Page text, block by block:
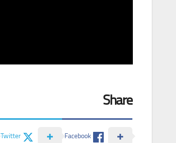
Share
Facebook
Twitter